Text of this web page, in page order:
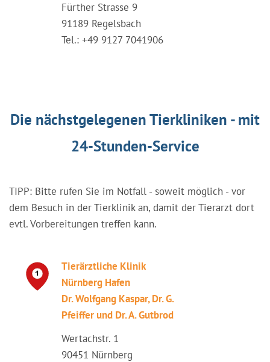
Fürther Strasse 9
91189 Regelsbach
Tel.: +49 9127 7041906
Die nächstgelegenen Tierkliniken - mit
24-Stunden-Service
TIPP: Bitte rufen Sie im Notfall - soweit möglich - vor
dem Besuch in der Tierklinik an, damit der Tierarzt dort
evtl. Vorbereitungen treffen kann.
Tierärztliche Klinik
Nürnberg Hafen
Dr. Wolfgang Kaspar, Dr. G.
Pfeiffer und Dr. A. Gutbrod
Wertachstr. 1
90451 Nürnberg